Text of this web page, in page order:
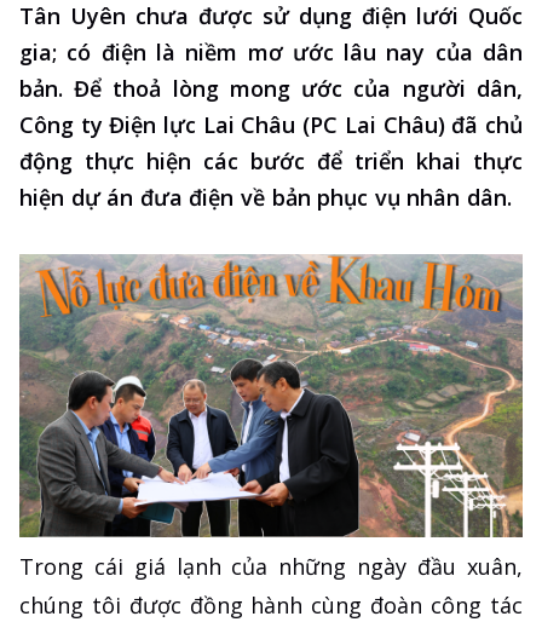
Tân Uyên chưa được sử dụng điện lưới Quốc
gia; có điện là niềm mơ ước lâu nay của dân
bản. Để thoả lòng mong ước của người dân,
Công ty Điện lực Lai Châu (PC Lai Châu) đã chủ
động thực hiện các bước để triển khai thực
hiện dự án đưa điện về bản phục vụ nhân dân.
Trong cái giá lạnh của những ngày đầu xuân,
chúng tôi được đồng hành cùng đoàn công tác